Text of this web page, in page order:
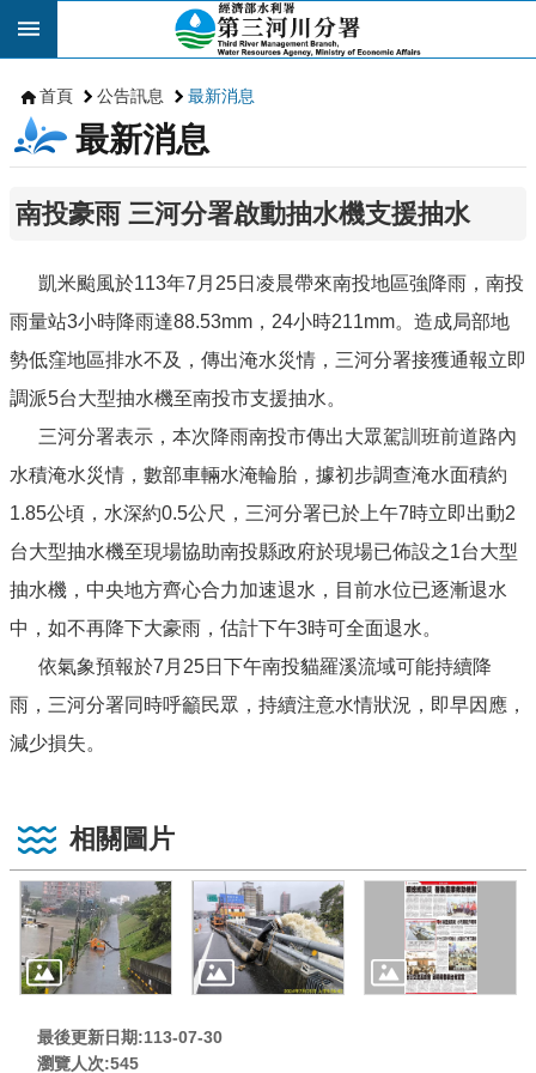
跳到主要內容區塊
首頁 公告訊息 最新消息
最新消息
南投豪雨 三河分署啟動抽水機支援抽水
凱米颱風於113年7月25日凌晨帶來南投地區強降雨，南投
雨量站3小時降雨達88.53mm，24小時211mm。造成局部地
勢低窪地區排水不及，傳出淹水災情，三河分署接獲通報立即
調派5台大型抽水機至南投市支援抽水。
三河分署表示，本次降雨南投市傳出大眾駕訓班前道路內
水積淹水災情，數部車輛水淹輪胎，據初步調查淹水面積約
1.85公頃，水深約0.5公尺，三河分署已於上午7時立即出動2
台大型抽水機至現場協助南投縣政府於現場已佈設之1台大型
抽水機，中央地方齊心合力加速退水，目前水位已逐漸退水
中，如不再降下大豪雨，估計下午3時可全面退水。
依氣象預報於7月25日下午南投貓羅溪流域可能持續降
雨，三河分署同時呼籲民眾，持續注意水情狀況，即早因應，
減少損失。
相關圖片
最後更新日期:113-07-30
瀏覽人次:545